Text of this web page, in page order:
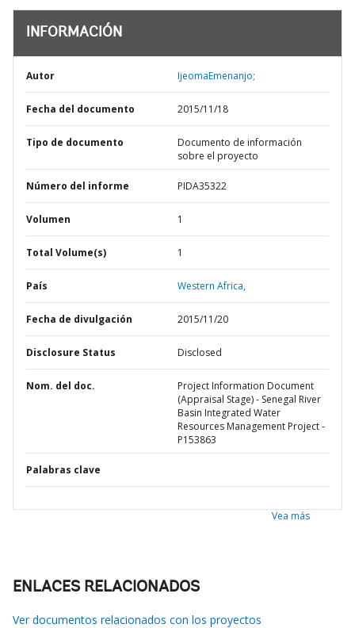
INFORMACIÓN
Autor IjeomaEmenanjo;
Fecha del documento 2015/11/18
Tipo de documento
Documento de información
sobre el proyecto
Número del informe PIDA35322
Volumen 1
Total Volume(s) 1
País Western Africa,
Fecha de divulgación 2015/11/20
Disclosure Status Disclosed
Nom. del doc.
Project Information Document
(Appraisal Stage) - Senegal River
Basin Integrated Water
Resources Management Project -
P153863
Palabras clave
Vea más
ENLACES RELACIONADOS
Ver documentos relacionados con los proyectos